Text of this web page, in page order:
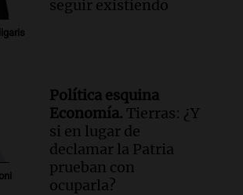
seguir existiendo
Política esquina
Economía. Tierras: ¿Y
si en lugar de
declamar la Patria
prueban con
ocuparla?